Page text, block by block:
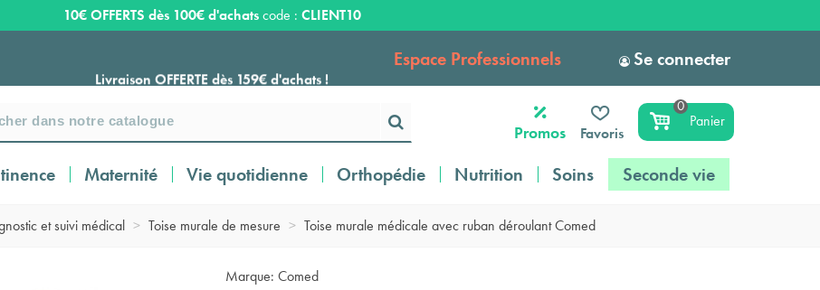
Payez en 3 ou 4 fois SANS FRAIS à partir de
100€
Livraison OFFERTE dès 159€ d'achats !
10€ OFFERTS dès 100€ d'achatscode : CLIENT10
Espace Professionnels Se connecter
Promos Favoris
0
Panier
Maternité Vie quotidienne Orthopédie Nutrition Soins Seconde vie
et suivi médical > Toise murale de mesure > Toise murale médicale avec ruban déroulant Comed
Marque: Comed